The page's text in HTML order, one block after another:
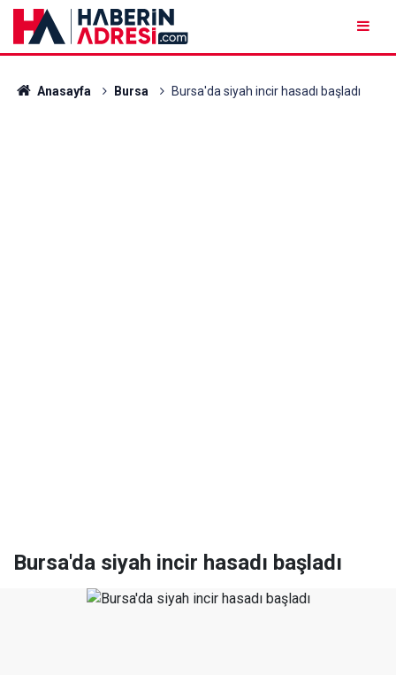
Anasayfa Bursa Bursa'da siyah incir hasadı başladı
Bursa'da siyah incir hasadı başladı